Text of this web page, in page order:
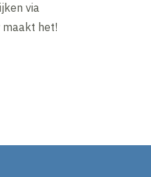
via
maakt het!